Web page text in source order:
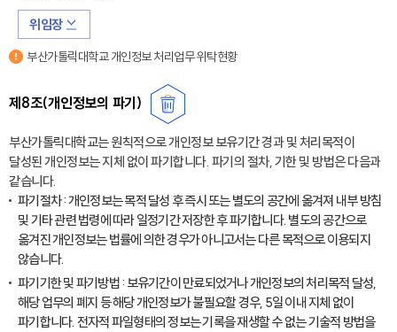
위임장
부산가톨릭대학교 개인정보 처리업무 위탁현황
제8조(개인정보의 파기)
부산가톨릭대학교는 원칙적으로 개인정보 보유기간 경과 및 처리목적이
달성된 개인정보는 지체 없이 파기합니다. 파기의 절차, 기한 및 방법은 다음과
같습니다.
파기절차 : 개인정보는 목적 달성 후 즉시 또는 별도의 공간에 옮겨져 내부 방침
및 기타 관련 법령에 따라 일정기간 저장한 후 파기합니다. 별도의 공간으로
옮겨진 개인정보는 법률에 의한 경우가 아니고서는 다른 목적으로 이용되지
않습니다.
파기기한 및 파기방법 : 보유기간이 만료되었거나 개인정보의 처리목적 달성,
해당 업무의 폐지 등 해당 개인정보가 불필요할 경우, 5일 이내 지체 없이
파기합니다. 전자적 파일형태의 정보는 기록을 재생할 수 없는 기술적 방법을